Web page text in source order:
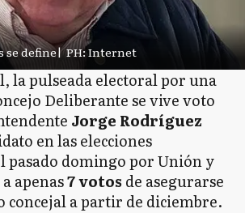
se define| PH: Internet
la pulseada electoral por una
Deliberante se vive voto
Jorge Rodríguez
en las elecciones
pasado domingo por Unión y
apenas7 votos de asegurarse
concejal a partir de diciembre.